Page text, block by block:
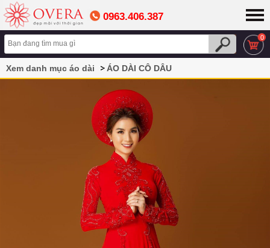
0963.406.387
0
Xem danh mục áo dài
ÁO DÀI CÔ DÂU
Áo dài màu đỏ dành cho cô dâu đính kết sang trọng